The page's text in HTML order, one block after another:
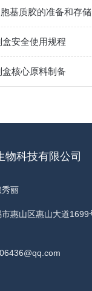
基质胶的准备和存储
安全使用规程
核心原料制备
物科技有限公司
秀丽
惠山区惠山大道